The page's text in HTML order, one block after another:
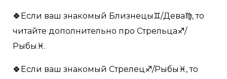
🍀Если ваш знакомый Близнецы♊️/Дева♍️, то
читайте дополнительно про Стрельца♐️/
Рыбы♓️.
🍀Если ваш знакомый Стрелец♐️/Рыбы♓️, то